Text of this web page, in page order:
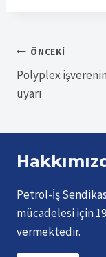
Yazı
ÖNCEKI
Polyplex
uyarı
Petrol-İş
mücadelesi için
vermektedir.